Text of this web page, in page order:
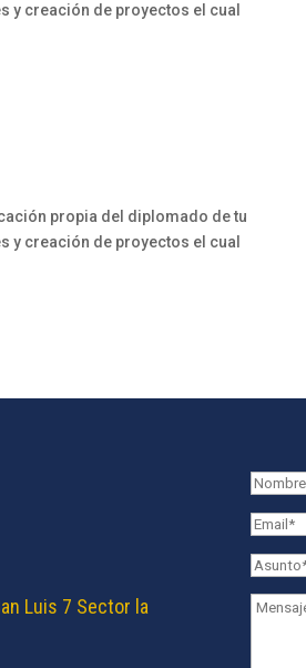
y creación de proyectos el cual
propia del diplomado de tu
y creación de proyectos el cual
Luis 7 Sector la